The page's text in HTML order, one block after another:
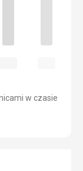
w czasie